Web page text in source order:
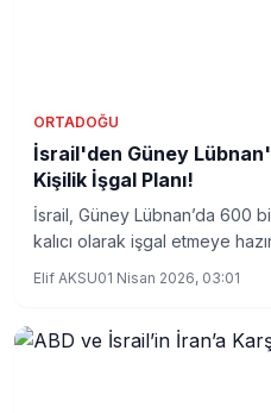
ORTADOĞU
İsrail'den Güney
Kişilik İşgal Planı!
İsrail, Güney Lübnan’da 600
kalıcı olarak işgal etmeye
Elif AKSU01 Nisan 2026, 03:01